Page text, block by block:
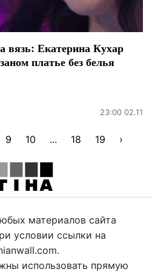
вязь: Екатерина Кухар
платье без белья
23:00 02.11
9 10 ... 18 19 ›
материалов сайта
условии ссылки на
использовать прямую